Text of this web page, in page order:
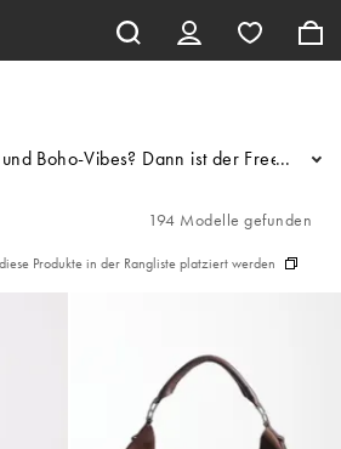
Boho-Vibes? Dann ist der Free...
194 Modelle gefunden
Produkte in der Rangliste platziert werden